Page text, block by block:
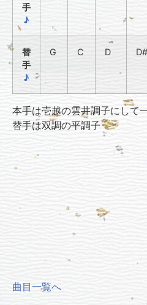
手
♪
替
手
♪
G C D D#
本手は壱越の雲井調子にして
替手は双調の平調子
曲目一覧へ